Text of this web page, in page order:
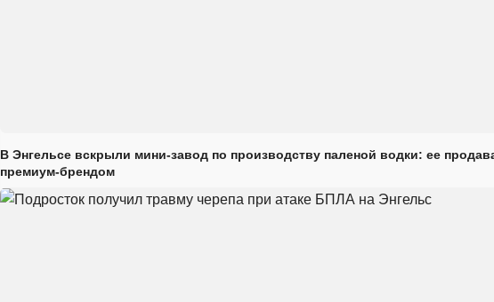
В Энгельсе вскрыли мини-завод по производству паленой водки: ее
премиум-брендом